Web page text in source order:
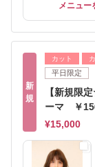
メニュー
新
規
カット
平日限定
【新規限
ーマ ￥
¥15,000